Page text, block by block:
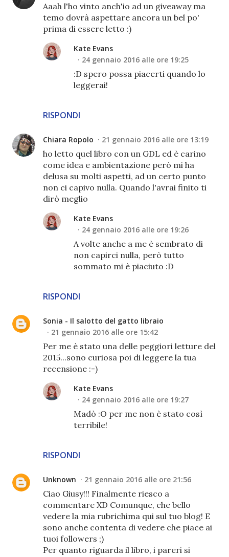
Aaah l'ho vinto anch'io ad un giveaway ma
temo dovrà aspettare ancora un bel po'
prima di essere letto :)
RISPONDI
Kate Evans
24 gennaio 2016 alle ore 19:25
:D spero possa piacerti quando lo
leggerai!
Chiara Ropolo 21 gennaio 2016 alle ore 13:19
ho letto quel libro con un GDL ed è carino
come idea e ambientazione però mi ha
delusa su molti aspetti, ad un certo punto
non ci capivo nulla. Quando l'avrai finito ti
dirò meglio
RISPONDI
Kate Evans
24 gennaio 2016 alle ore 19:26
A volte anche a me è sembrato di
non capirci nulla, però tutto
sommato mi è piaciuto :D
Sonia - Il salotto del gatto libraio
21 gennaio 2016 alle ore 15:42
Per me è stato una delle peggiori letture del
2015...sono curiosa poi di leggere la tua
recensione :-)
RISPONDI
Kate Evans
24 gennaio 2016 alle ore 19:27
Madò :O per me non è stato così
terribile!
Unknown 21 gennaio 2016 alle ore 21:56
Ciao Giusy!!! Finalmente riesco a
commentare XD Comunque, che bello
vedere la mia rubrichima qui sul tuo blog! E
sono anche contenta di vedere che piace ai
tuoi followers ;)
Per quanto riguarda il libro, i pareri si